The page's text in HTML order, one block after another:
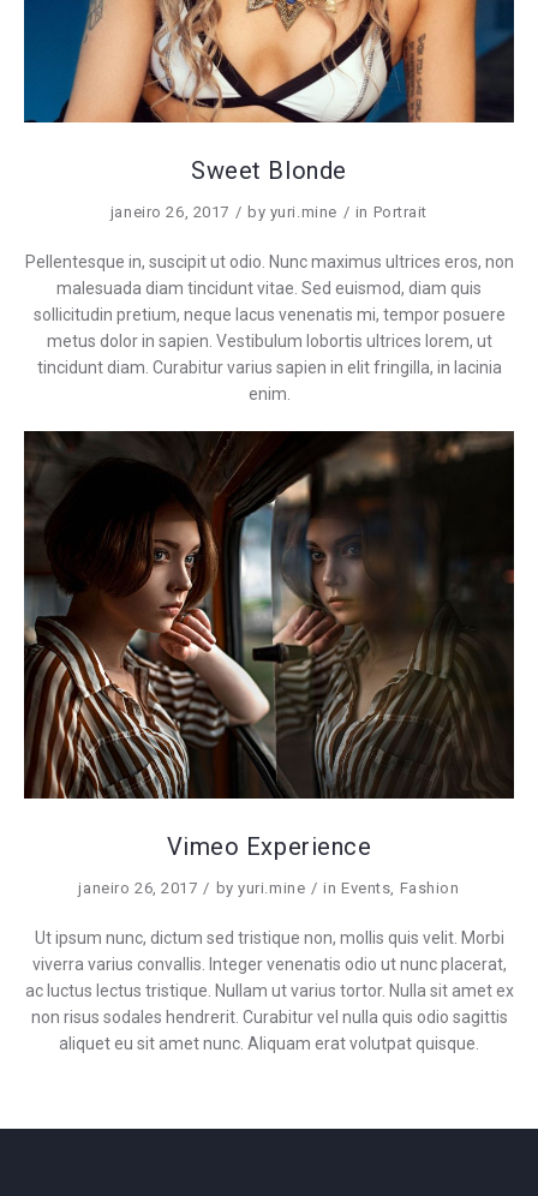
Sweet Blonde
janeiro 26, 2017 by yuri.mine in Portrait
Pellentesque in, suscipit ut odio. Nunc maximus ultrices eros, non
malesuada diam tincidunt vitae. Sed euismod, diam quis
sollicitudin pretium, neque lacus venenatis mi, tempor posuere
metus dolor in sapien. Vestibulum lobortis ultrices lorem, ut
tincidunt diam. Curabitur varius sapien in elit fringilla, in lacinia
enim.
Vimeo Experience
janeiro 26, 2017 byyuri.mine inEvents Fashion
Ut ipsum nunc, dictum sed tristique non, mollis quis velit. Morbi
viverra varius convallis. Integer venenatis odio ut nunc placerat,
ac luctus lectus tristique. Nullam ut varius tortor. Nulla sit amet ex
non risus sodales hendrerit. Curabitur vel nulla quis odio sagittis
aliquet eu sit amet nunc. Aliquam erat volutpat quisque.